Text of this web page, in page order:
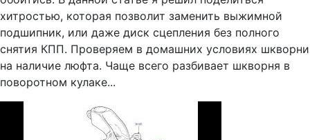
хитростью, которая позволит заменить выжимной
подшипник, или даже диск сцепления без полного
снятия КПП. Проверяем в домашних условиях шкворни
на наличие люфта. Чаще всего разбивает шкворня в
поворотном кулаке...